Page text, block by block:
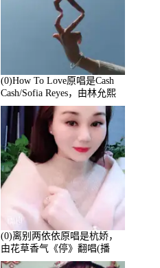
(0)How To Love原唱是Cash
Cash/Sofia Reyes，由林允熙
翻唱(播放:84447)
(0)离别两依依原唱是杭娇，
由花草香气《停》翻唱(播
放:81215)